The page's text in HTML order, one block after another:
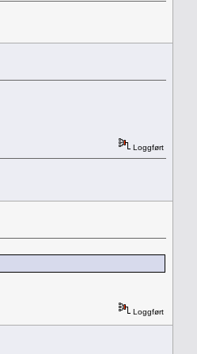
Loggført
Loggført